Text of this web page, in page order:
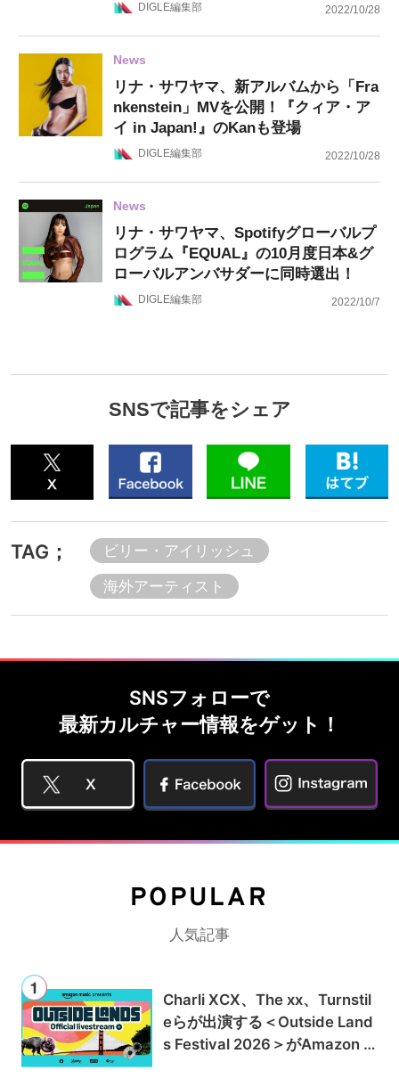
DIGLE編集部 2022/10/28
News
リナ・サワヤマ、新アルバムから「Fra
nkenstein」MVを公開！『クィア・ア
イ in Japan!』のKanも登場
DIGLE編集部 2022/10/28
News
リナ・サワヤマ、Spotifyグローバルプ
ログラム『EQUAL』の10月度日本&グ
ローバルアンバサダーに同時選出！
DIGLE編集部 2022/10/7
SNSで記事をシェア
TAG；
ビリー・アイリッシュ
海外アーティスト
SNSフォローで
最新カルチャー情報をゲット！
POPULAR
人気記事
Charli XCX、The xx、Turnstil
eらが出演する＜Outside Land
s Festival 2026＞がAmazon M